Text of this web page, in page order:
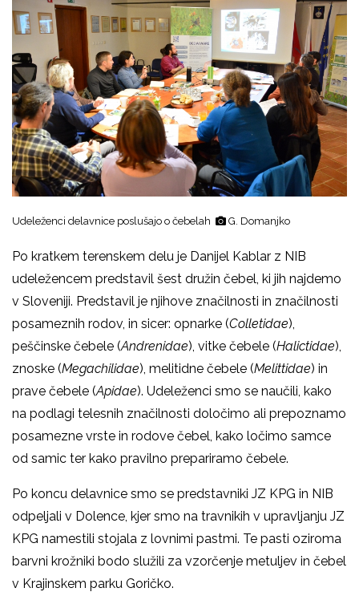
Udeleženci delavnice poslušajo o čebelah G. Domanjko
Po kratkem terenskem delu je Danijel Kablar z NIB
udeležencem predstavil šest družin čebel, ki jih najdemo
v Sloveniji. Predstavil je njihove značilnosti in značilnosti
posameznih rodov, in sicer: opnarke (Colletidae),
peščinske čebele (Andrenidae), vitke čebele (Halictidae),
znoske (Megachilidae), melitidne čebele (Melittidae) in
prave čebele (Apidae). Udeleženci smo se naučili, kako
na podlagi telesnih značilnosti določimo ali prepoznamo
posamezne vrste in rodove čebel, kako ločimo samce
od samic ter kako pravilno prepariramo čebele.
Po koncu delavnice smo se predstavniki JZ KPG in NIB
odpeljali v Dolence, kjer smo na travnikih v upravljanju JZ
KPG namestili stojala z lovnimi pastmi. Te pasti oziroma
barvni krožniki bodo služili za vzorčenje metuljev in čebel
v Krajinskem parku Goričko.